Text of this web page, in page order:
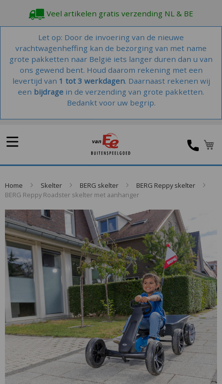
Veel artikelen gratis verzending NL & BE
Let op: Door de invoering van de nieuwe
vrachtwagenheffing kan de bezorging van met name
grote pakketten naar België iets langer duren dan u van
ons gewend bent. Houd daarom rekening met een
levertijd van 1 tot 3 werkdagen. Daarnaast rekenen wij
een bijdrage in de verzending van grote pakketten.
Bedankt voor uw begrip.
Home Skelter BERG skelter
BERG Reppy skelter
BERG Reppy Roadster skelter met aanhanger
Skip
to
the
end
of
the
images
gallery